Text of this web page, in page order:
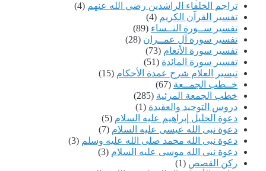
تراجم الخلفاء الراشدين رضي الله عنهم(4)
تفسير القرآن الكريم(4)
تفسير ســورة النــساء(89)
تفسير سورة آل عمــران(28)
تفسير سورة الأنعام(73)
تفسير سورة المائدة(51)
تيسير العلام شرح عمدة الأحكام(15)
خــطب الجمــعة(67)
خطب الجمعة المرئية(285)
دروس التوحيد والعقيدة(1)
دعوة الخليل إبراهيم عليه السلام(5)
دعوة نبى الله عيسى عليه السلام(7)
دعوة نبى الله محمد صلى الله عليه وسلم(3)
دعوة نبى الله موسى عليه السلام(3)
ركن القصص(1)